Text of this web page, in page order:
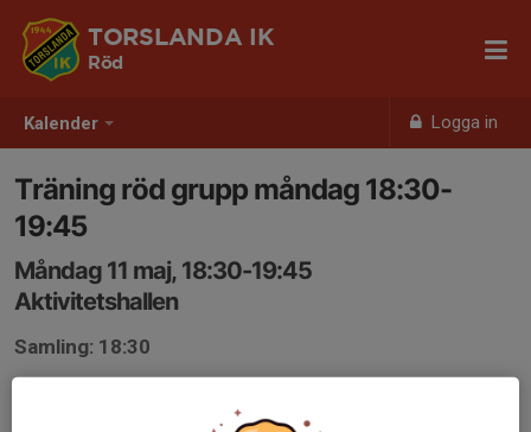
Kalender Logga in
TORSLANDA IK
Röd
Träning röd grupp måndag 18:30-
19:45
Måndag 11 maj, 18:30-19:45
Aktivitetshallen
Samling: 18:30